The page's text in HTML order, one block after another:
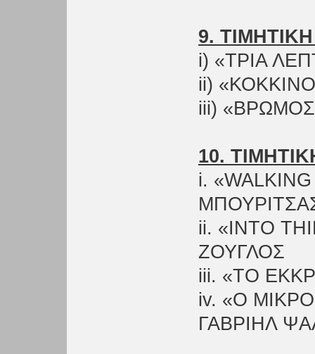
9.
i) «ΤΡΙΑ
ii)
iii)
10.
i.
ii. «INTO
ΖΟΥΓΛΟΣ
iii. «ΤΟ
iv. «Ο
ΓΑΒΡΙΗΛ